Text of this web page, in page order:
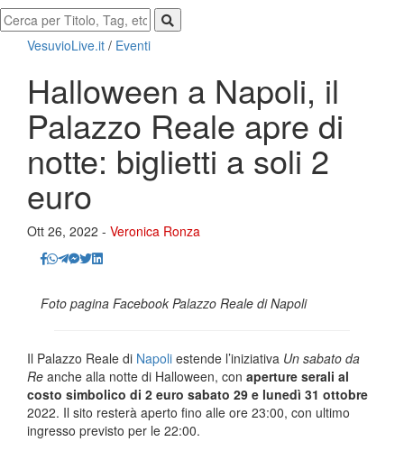
VesuvioLive.it / Eventi
Halloween a Napoli, il
Palazzo Reale apre di
notte: biglietti a soli 2
euro
Ott 26, 2022 - Veronica Ronza
Foto pagina Facebook Palazzo Reale di Napoli
Il Palazzo Reale di Napoli estende l’iniziativa Un sabato da
Re anche alla notte di Halloween, con aperture serali al
costo simbolico di 2 euro sabato 29 e lunedì 31 ottobre
2022. Il sito resterà aperto fino alle ore 23:00, con ultimo
ingresso previsto per le 22:00.